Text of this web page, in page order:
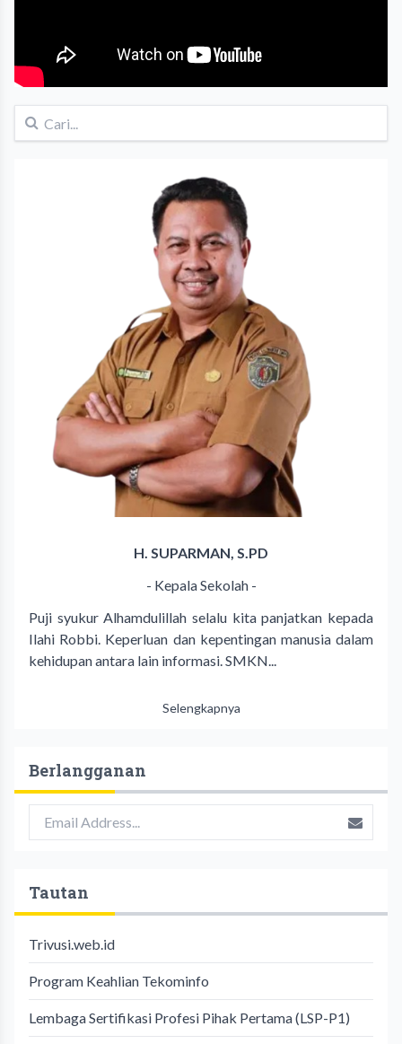
H. SUPARMAN, S.PD
- Kepala Sekolah -
Puji syukur Alhamdulillah selalu kita panjatkan kepada
Ilahi Robbi. Keperluan dan kepentingan manusia dalam
kehidupan antara lain informasi. SMKN...
Selengkapnya
Berlangganan
Tautan
Trivusi.web.id
Program Keahlian Tekominfo
Lembaga Sertifikasi Profesi Pihak Pertama (LSP-P1)